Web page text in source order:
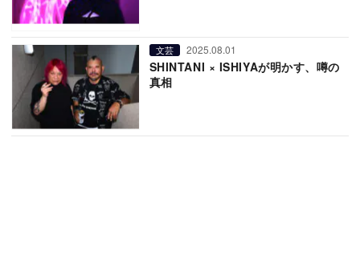
文芸 2025.08.01
SHINTANI × ISHIYAが明かす、噂の
真相